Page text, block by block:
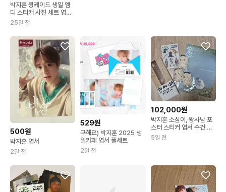
박지훈 윙케이드 생일 엠
디 스티커 사진 세트 엽서
소심이 포카
25일 전
500원
박지훈 엽서
2달 전
529원
구해요) 박지훈 2025 생
일카페 엽서 풀세트
2달 전
102,000원
박지훈 소심이, 왕사남 포
스터 스티커 엽서 수건 일
괄 판매
5일 전